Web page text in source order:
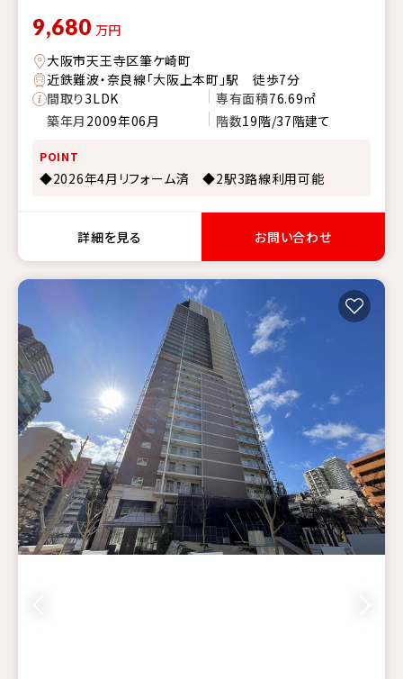
9,680 万円
大阪市天王寺区筆ケ崎町
近鉄難波・奈良線「大阪上本町」駅 徒歩7分
間取り3LDK 専有面積76.69㎡
築年月 2009年06月 階数19階/37階建て
POINT
◆2026年4月リフォーム済 ◆2駅3路線利用可能
詳細を見る お問い合わせ